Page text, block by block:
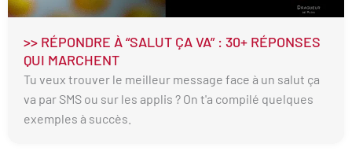
>> RÉPONDRE À “SALUT ÇA VA” : 30+ RÉPONSES
QUI MARCHENT
Tu veux trouver le meilleur message face à un salut ça
va par SMS ou sur les applis ? On t'a compilé quelques
exemples à succès.